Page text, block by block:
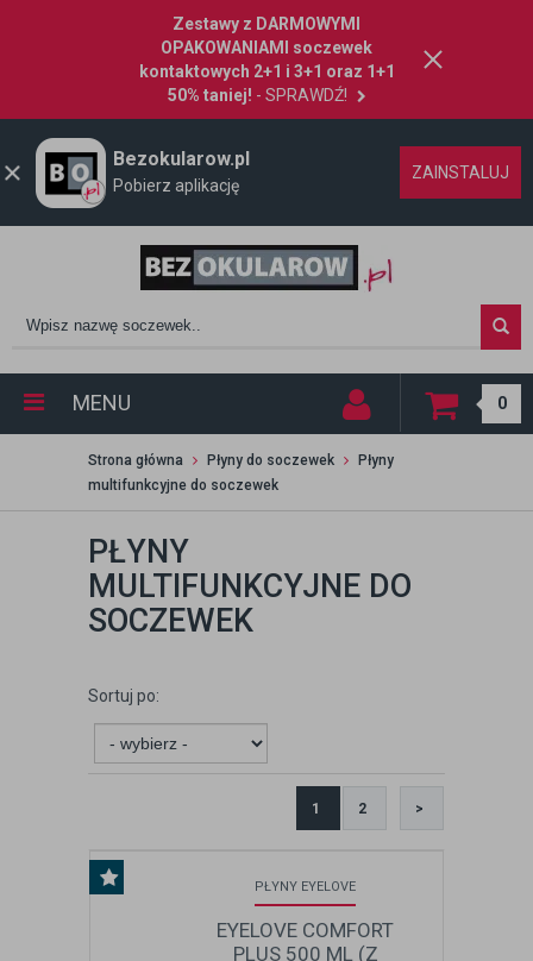
Zestawy z DARMOWYMI
OPAKOWANIAMI soczewek
kontaktowych 2+1 i 3+1 oraz 1+1
50% taniej! - SPRAWDŹ!
Bezokularow.pl
Pobierz aplikację
ZAINSTALUJ
MENU 0
Strona główna Płyny do soczewek
Płyny
multifunkcyjne do soczewek
PŁYNY
MULTIFUNKCYJNE DO
SOCZEWEK
Sortuj po:
1 2 >
PŁYNY EYELOVE
EYELOVE COMFORT
PLUS 500 ML (Z